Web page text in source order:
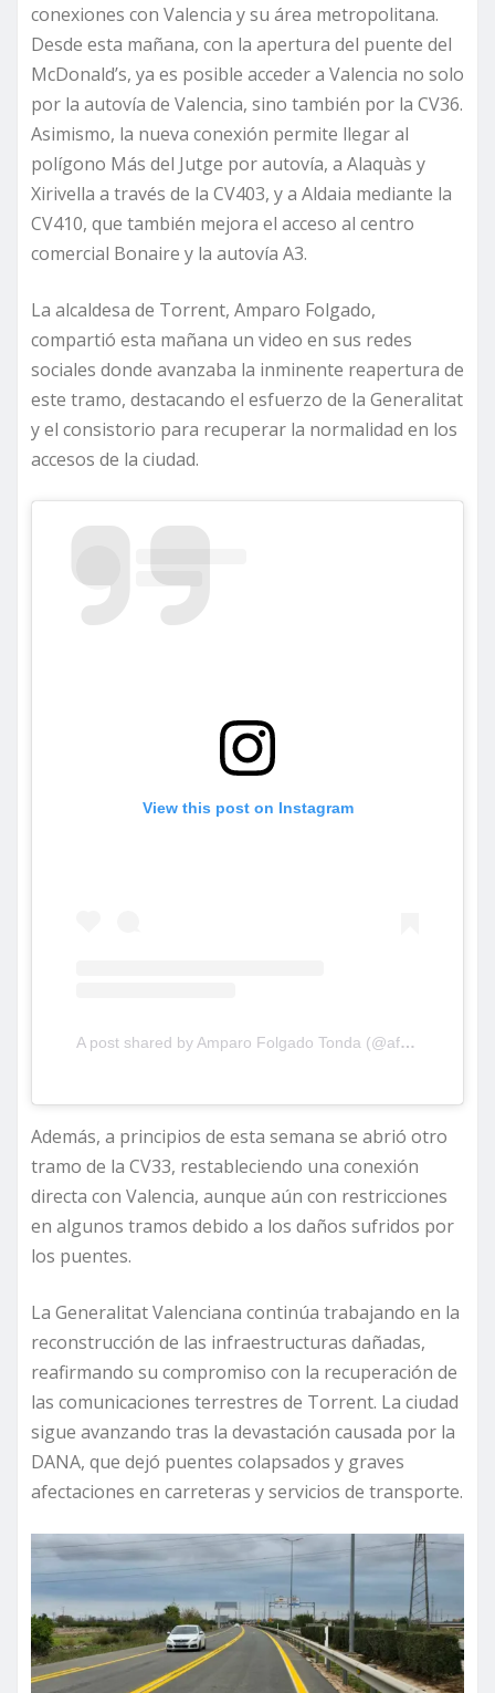
conexiones con Valencia y su área metropolitana.
Desde esta mañana, con la apertura del puente del
McDonald’s, ya es posible acceder a Valencia no solo
por la autovía de Valencia, sino también por la CV36.
Asimismo, la nueva conexión permite llegar al
polígono Más del Jutge por autovía, a Alaquàs y
Xirivella a través de la CV403, y a Aldaia mediante la
CV410, que también mejora el acceso al centro
comercial Bonaire y la autovía A3.
La alcaldesa de Torrent, Amparo Folgado,
compartió esta mañana un video en sus redes
sociales donde avanzaba la inminente reapertura de
este tramo, destacando el esfuerzo de la Generalitat
y el consistorio para recuperar la normalidad en los
accesos de la ciudad.
View this post on Instagram
A post shared by Amparo Folgado Tonda (@aftorrent)
Además, a principios de esta semana se abrió otro
tramo de la CV33, restableciendo una conexión
directa con Valencia, aunque aún con restricciones
en algunos tramos debido a los daños sufridos por
los puentes.
La Generalitat Valenciana continúa trabajando en la
reconstrucción de las infraestructuras dañadas,
reafirmando su compromiso con la recuperación de
las comunicaciones terrestres de Torrent. La ciudad
sigue avanzando tras la devastación causada por la
DANA, que dejó puentes colapsados y graves
afectaciones en carreteras y servicios de transporte.